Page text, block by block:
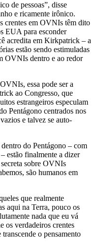
de pessoas”, disse
e ricamente irônico.
crentes em OVNIs têm dito
EUA para esconder
acredita em Kirkpatrick – a
estão sendo estimuladas
OVNIs dentro e ao redor
essa pode ser a
ao Congresso, que
estrangeiros especulam
Pentágono centrados nos
e talvez se auto-
do Pentágono – com
estão finalmente a dizer
sobre OVNIs
são humanos em
que realmente
aqui na Terra, pouco os
nada que eu vá
os verdadeiros crentes
o pensamento